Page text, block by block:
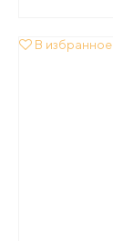
В избранное